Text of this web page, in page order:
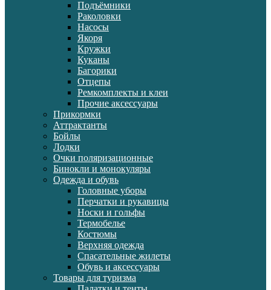
Подъёмники
Раколовки
Насосы
Якоря
Кружки
Куканы
Багорики
Отцепы
Ремкомплекты и клеи
Прочие аксессуары
Прикормки
Аттрактанты
Бойлы
Лодки
Очки поляризационные
Бинокли и монокуляры
Одежда и обувь
Головные уборы
Перчатки и рукавицы
Носки и гольфы
Термобелье
Костюмы
Верхняя одежда
Спасательные жилеты
Обувь и аксессуары
Товары для туризма